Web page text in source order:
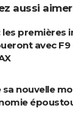
aussi aimer
les premières
avec F9
sa nouvelle